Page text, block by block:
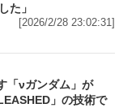
た」
[2026/2/28 23:02:31]
「νガンダム」が
」の技術で